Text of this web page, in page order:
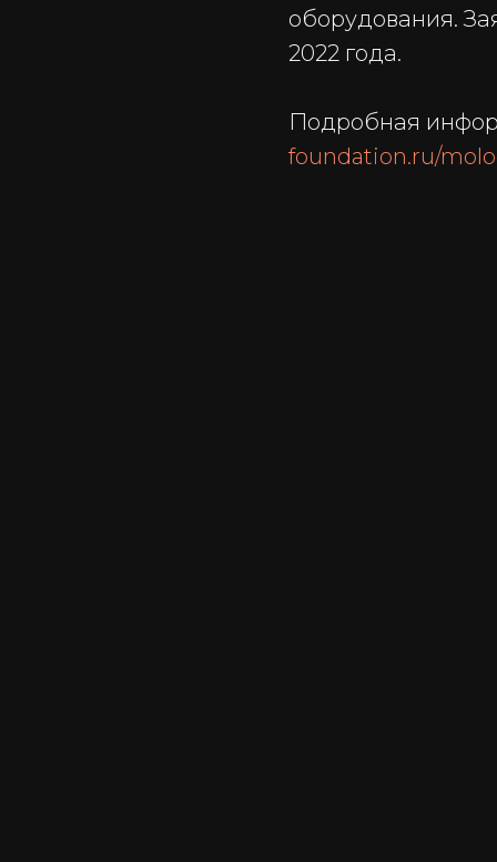
оборудования.
2022 года.
Подробная
foundation.ru/